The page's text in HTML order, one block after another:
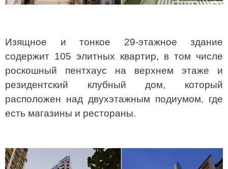
Изящное и тонкое 29-этажное здание
содержит 105 элитных квартир, в том числе
роскошный пентхаус на верхнем этаже и
резидентский клубный дом, который
расположен над двухэтажным подиумом, где
есть магазины и рестораны.